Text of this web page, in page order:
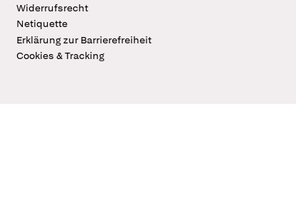
Widerrufsrecht
Netiquette
Erklärung zur Barrierefreiheit
Cookies & Tracking